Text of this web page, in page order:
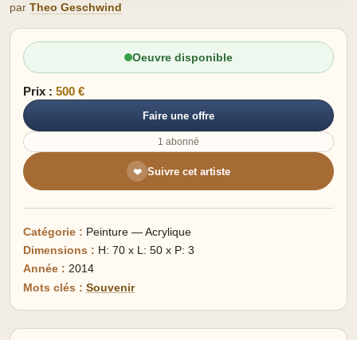
par Theo Geschwind
Oeuvre disponible
Prix : 500 €
Faire une offre
1 abonné
❤ Suivre cet artiste
Catégorie : Peinture — Acrylique
Dimensions : H: 70 x L: 50 x P: 3
Année : 2014
Mots clés : Souvenir